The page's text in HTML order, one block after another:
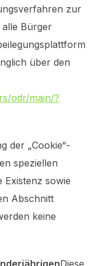
zur
Bürger
über den
odr/main/?
der „Cookie“-
speziellen
sowie
Abschnitt
keine
Diese